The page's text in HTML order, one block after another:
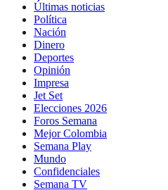
Últimas noticias
Política
Nación
Dinero
Deportes
Opinión
Impresa
Jet Set
Elecciones 2026
Foros Semana
Mejor Colombia
Semana Play
Mundo
Confidenciales
Semana TV